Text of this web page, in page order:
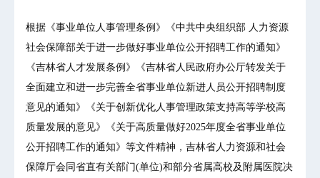
根据《事业单位人事管理条例》《中共中央组织部 人力资源
社会保障部关于进一步做好事业单位公开招聘工作的通知》
《吉林省人才发展条例》《吉林省人民政府办公厅转发关于
全面建立和进一步完善全省事业单位新进人员公开招聘制度
意见的通知》《关于创新优化人事管理政策支持高等学校高
质量发展的意见》《关于高质量做好2025年度全省事业单位
公开招聘工作的通知》等文件精神，吉林省人力资源和社会
保障厅会同省直有关部门(单位)和部分省属高校及附属医院决